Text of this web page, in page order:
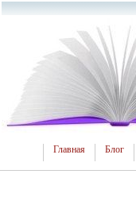
Главная Блог